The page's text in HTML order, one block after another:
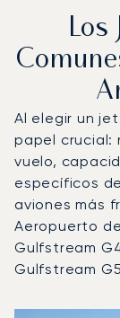
Los
Al elegir un
papel crucial:
vuelo,
específicos
aviones más
Aeropuerto
Gulfstream
Gulfstream